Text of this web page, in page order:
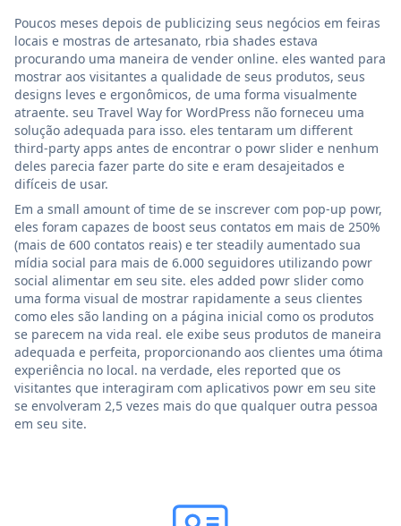
Poucos meses depois de publicizing seus negócios em feiras
locais e mostras de artesanato, rbia shades estava
procurando uma maneira de vender online. eles wanted para
mostrar aos visitantes a qualidade de seus produtos, seus
designs leves e ergonômicos, de uma forma visualmente
atraente. seu Travel Way for WordPress não forneceu uma
solução adequada para isso. eles tentaram um different
third-party apps antes de encontrar o powr slider e nenhum
deles parecia fazer parte do site e eram desajeitados e
difíceis de usar.
Em a small amount of time de se inscrever com pop-up powr,
eles foram capazes de boost seus contatos em mais de 250%
(mais de 600 contatos reais) e ter steadily aumentado sua
mídia social para mais de 6.000 seguidores utilizando powr
social alimentar em seu site. eles added powr slider como
uma forma visual de mostrar rapidamente a seus clientes
como eles são landing on a página inicial como os produtos
se parecem na vida real. ele exibe seus produtos de maneira
adequada e perfeita, proporcionando aos clientes uma ótima
experiência no local. na verdade, eles reported que os
visitantes que interagiram com aplicativos powr em seu site
se envolveram 2,5 vezes mais do que qualquer outra pessoa
em seu site.